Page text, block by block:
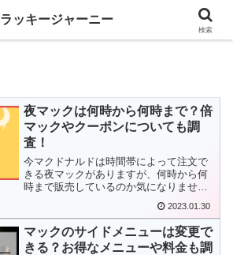
夜マックは何時から何時まで？倍
マックやクーポンについても調
査！
今マクドナルドは時間帯によって注文で
きる夜マックがありますが、何時から何
時まで販売しているのか気になりません
か？本記事では夜マックが何時から何時
まで注文できるのか、メニューや倍バー
ガーのこともみていきましょう。
2023.01.30
マックのサイドメニューは変更で
きる？お得なメニューや料金も調
ラッキージャーニー
検索